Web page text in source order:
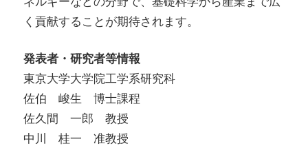
く貢献することが期待されます。
発表者・研究者等情報
東京大学大学院工学系研究科
佐伯 峻生 博士課程
佐久間 一郎 教授
中川 桂一 准教授